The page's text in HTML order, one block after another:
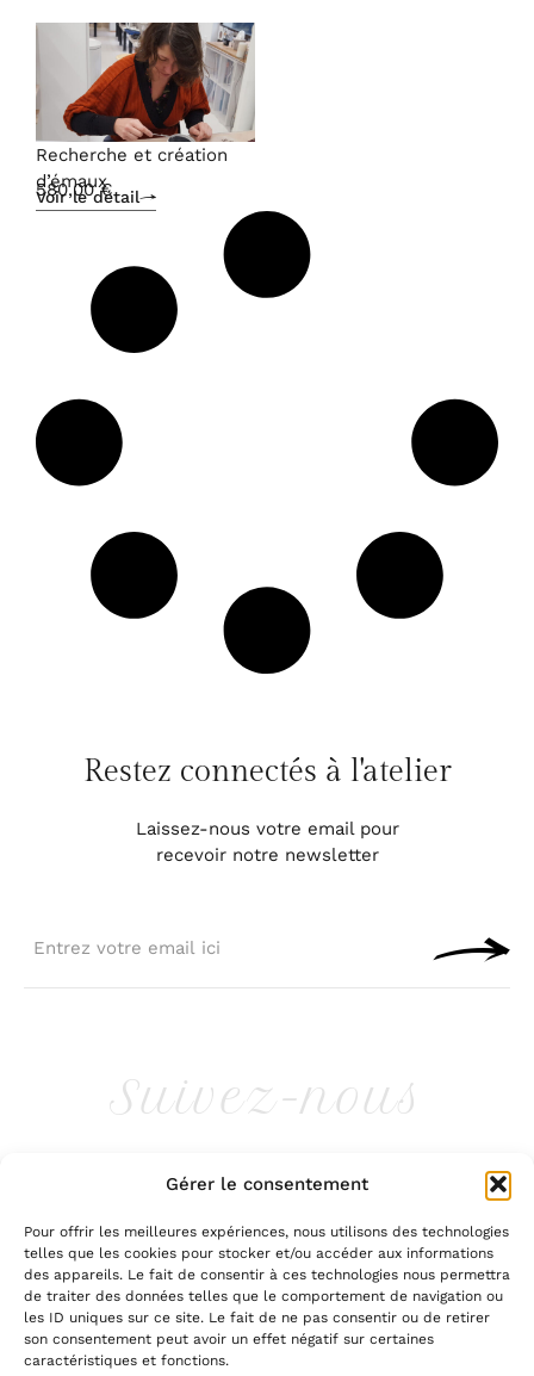
Gérer le consentement
Pour offrir les meilleures expériences, nous utilisons des technologies
telles que les cookies pour stocker et/ou accéder aux informations
des appareils. Le fait de consentir à ces technologies nous permettra
de traiter des données telles que le comportement de navigation ou
les ID uniques sur ce site. Le fait de ne pas consentir ou de retirer
son consentement peut avoir un effet négatif sur certaines
caractéristiques et fonctions.
Recherche et création
d’émaux
580,00€
Voir le détail
Restez connectés à l'atelier
Laissez-nous votre email pour
recevoir notre newsletter
ACCUEIL · ESPACE ELÈVES
Suivez-nous